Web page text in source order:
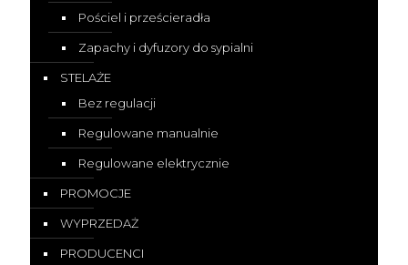
Pościel i prześcieradła
Zapachy i dyfuzory do sypialni
STELAŻE
Bez regulacji
Regulowane manualnie
Regulowane elektrycznie
PROMOCJE
WYPRZEDAŻ
PRODUCENCI